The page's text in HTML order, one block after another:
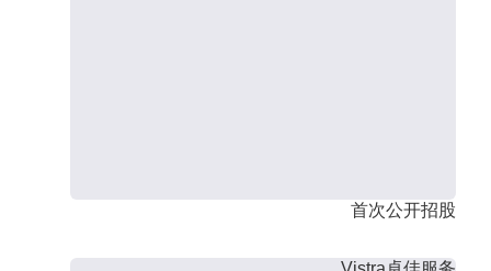
首次公开招股